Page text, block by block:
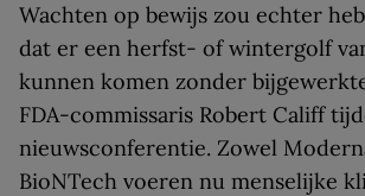
Wachten op bewijs zou echter
dat er een herfst- of wintergolf
kunnen komen zonder
FDA-commissaris Robert Califf
nieuwsconferentie. Zowel
BioNTech voeren nu menselijke